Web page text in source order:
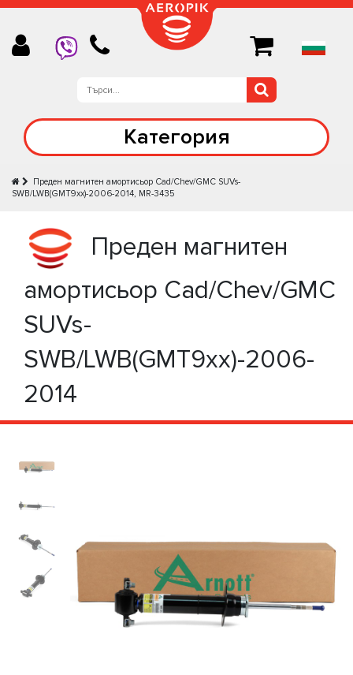
Категория
Преден магнитен амортисьор Cad/Chev/GMC SUVs-
SWB/LWB(GMT9xx)-2006-2014, MR-3435
Преден магнитен
амортисьор Cad/Chev/GMC
SUVs-
SWB/LWB(GMT9xx)-2006-
2014